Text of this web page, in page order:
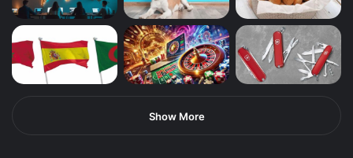
Show More